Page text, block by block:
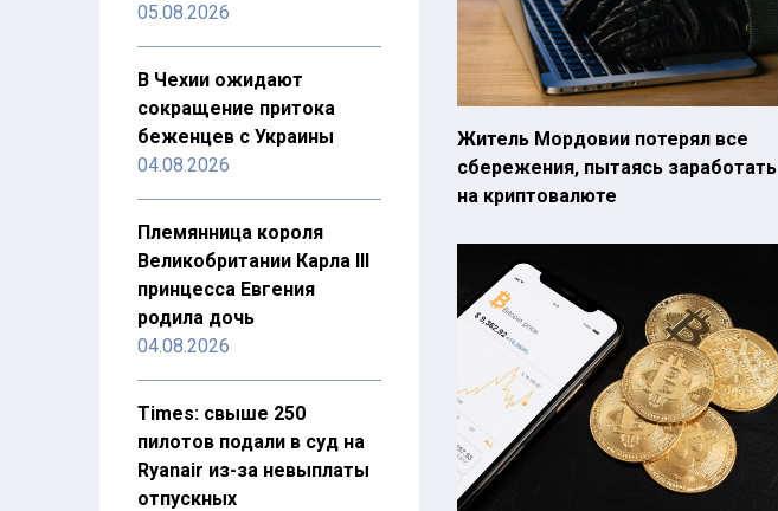
05.08.2026
В Чехии ожидают
сокращение притока
беженцев с Украины
04.08.2026
Племянница короля
Великобритании Карла III
принцесса Евгения
родила дочь
04.08.2026
Times: свыше 250
пилотов подали в суд на
Ryanair из-за невыплаты
отпускных
Житель Мордовии потерял все
сбережения, пытаясь заработать
на криптовалюте